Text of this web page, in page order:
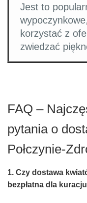
Jest to
korzystać z
zwiedzać
FAQ –
pytania o
Połczynie-
1. Czy dostawa
bezpłatna dla